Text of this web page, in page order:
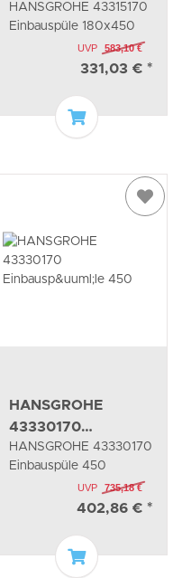
Einbauspüle
180x450
HANSGROHE 43315170
Einbauspüle 180x450
UVP 583,10 €
331,03 € *
In den
HANSGROHE
43330170
Einbauspüle 450
HANSGROHE 43330170
Einbauspüle 450
UVP 735,18 €
402,86 € *
In den